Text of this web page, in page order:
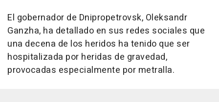
El gobernador de Dnipropetrovsk, Oleksandr
Ganzha, ha detallado en sus redes sociales que
una decena de los heridos ha tenido que ser
hospitalizada por heridas de gravedad,
provocadas especialmente por metralla.